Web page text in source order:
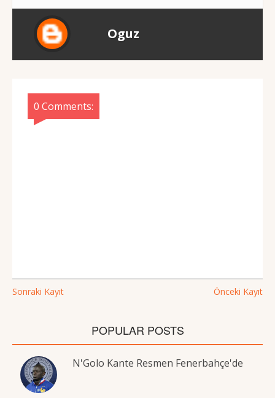
Oguz
0 Comments:
Sonraki Kayıt Önceki Kayıt
POPULAR POSTS
N'Golo Kante Resmen Fenerbahçe'de